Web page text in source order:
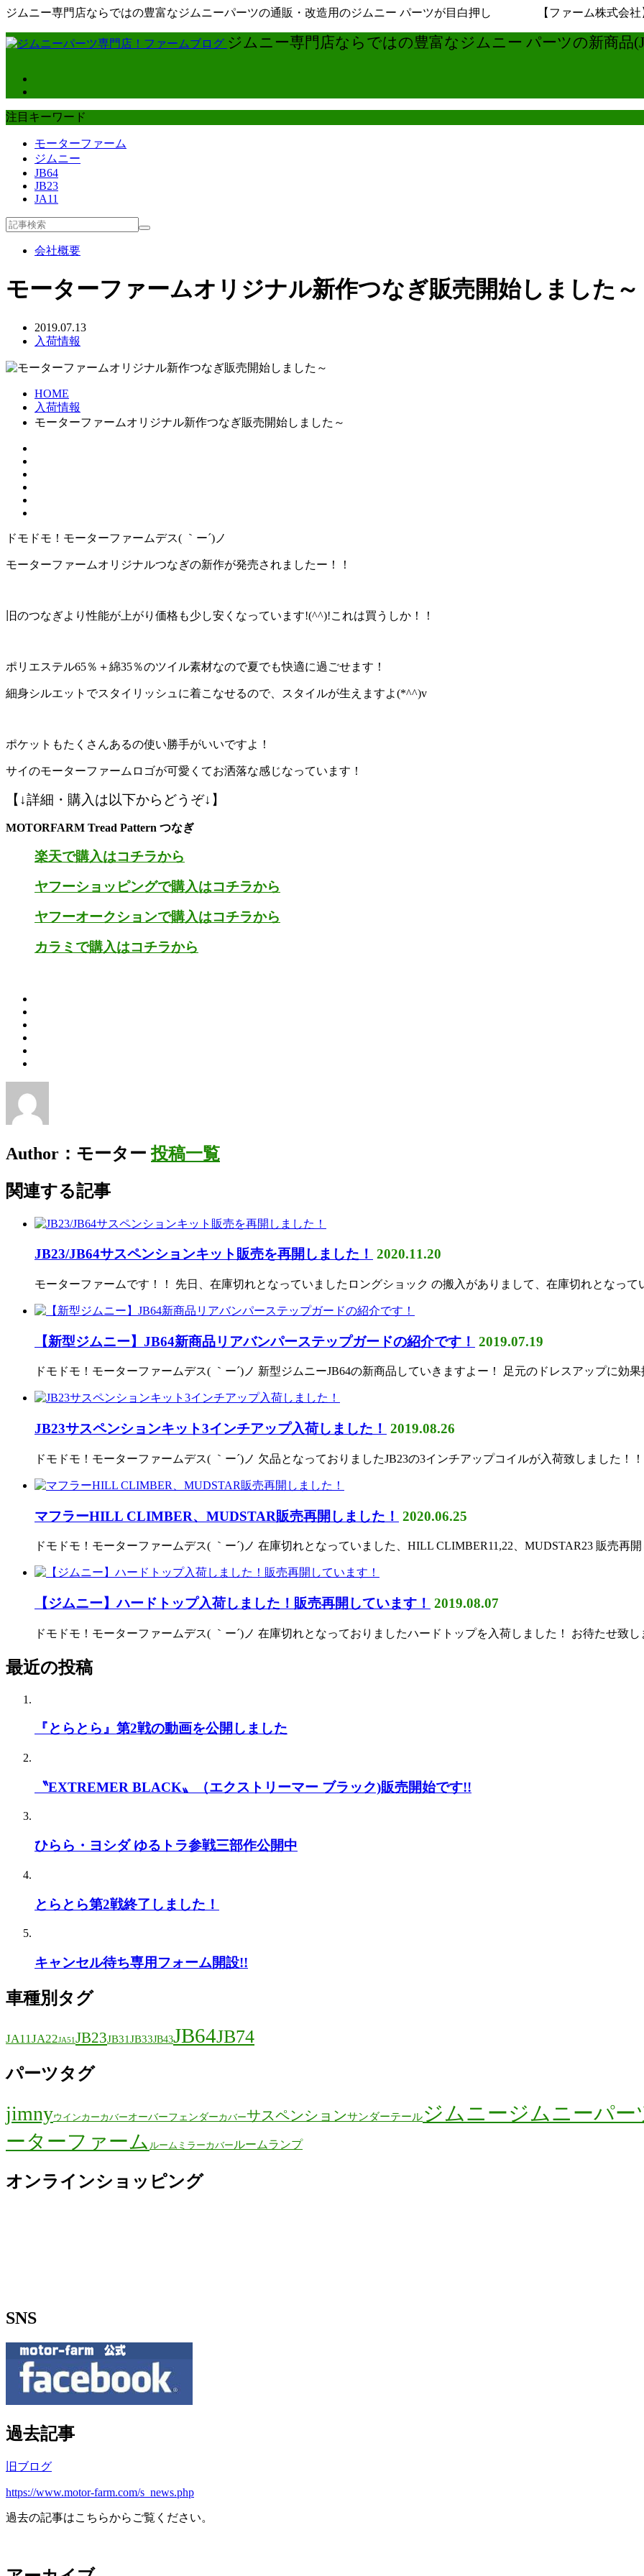
ジムニー専門店ならではの豊富なジムニーパーツの通販・改造用のジムニー パーツが目白押し 【ファーム株式会社
ジムニー専門店ならではの豊富なジムニー パーツの新商品
注目キーワード
モーターファーム
ジムニー
JB64
JB23
JA11
会社概要
モーターファームオリジナル新作つなぎ販売開始しました～
2019.07.13
入荷情報
HOME
入荷情報
モーターファームオリジナル新作つなぎ販売開始しました～
ドモドモ！モーターファームデス( ｀ー´)ノ
モーターファームオリジナルつなぎの新作が発売されましたー！！
旧のつなぎより性能が上がり価格も少し安くなっています!(^^)!これは買うしか！！
ポリエステル65％＋綿35％のツイル素材なので夏でも快適に過ごせます！
細身シルエットでスタイリッシュに着こなせるので、スタイルが生えますよ(*^^)v
ポケットもたくさんあるの使い勝手がいいですよ！
サイのモーターファームロゴが可愛くてお洒落な感じなっています！
【↓詳細・購入は以下からどうぞ↓】
MOTORFARM Tread Pattern つなぎ
楽天で購入はコチラから
ヤフーショッピングで購入はコチラから
ヤフーオークションで購入はコチラから
カラミで購入はコチラから
Author：モーター投稿一覧
関連する記事
JB23/JB64サスペンションキット販売を再開しました！ 2020.11.20
モーターファームです！！ 先日、在庫切れとなっていましたロングショック の搬入がありまして、在庫切れとなっ
【新型ジムニー】JB64新商品リアバンパーステップガードの紹介です！ 2019.07.19
ドモドモ！モーターファームデス( ｀ー´)ノ 新型ジムニーJB64の新商品していきますよー！ 足元のドレスアップに効
JB23サスペンションキット3インチアップ入荷しました！ 2019.08.26
ドモドモ！モーターファームデス( ｀ー´)ノ 欠品となっておりましたJB23の3インチアップコイルが入荷致しました
マフラーHILL CLIMBER、MUDSTAR販売再開しました！ 2020.06.25
ドモドモ！モーターファームデス( ｀ー´)ノ 在庫切れとなっていました、HILL CLIMBER11,22、MUDSTAR23 販売
【ジムニー】ハードトップ入荷しました！販売再開しています！ 2019.08.07
ドモドモ！モーターファームデス( ｀ー´)ノ 在庫切れとなっておりましたハードトップを入荷しました！ お待たせ致
最近の投稿
『とらとら』第2戦の動画を公開しました
〝EXTREMER BLACK〟（エクストリーマー ブラック)販売開始です!!
ひらら・ヨシダ ゆるトラ参戦三部作公開中
とらとら第2戦終了しました！
キャンセル待ち専用フォーム開設!!
車種別タグ
JA11JA22JA51 JB23JB31JB33JB43JB64JB74
パーツタグ
jimnyウインカーカバーオーバーフェンダーカバーサスペンションサンダーテールジムニージムニーパー
ーターファーム ルームミラーカバー ルームランプ
オンラインショッピング
SNS
過去記事
旧ブログ
https://www.motor-farm.com/s_news.php
過去の記事はこちらからご覧ください。